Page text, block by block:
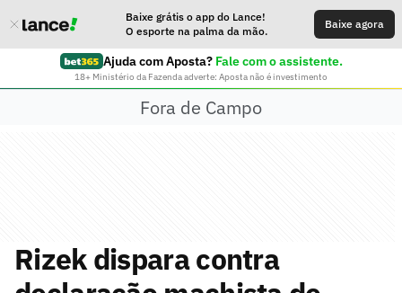
Baixe grátis o app do Lance!
O esporte na palma da mão.
Baixe agora
Ajuda com Aposta? Fale com o assistente.
18+ Ministério da Fazenda adverte: Aposta não é investimento
Fora de Campo
Rizek dispara contra